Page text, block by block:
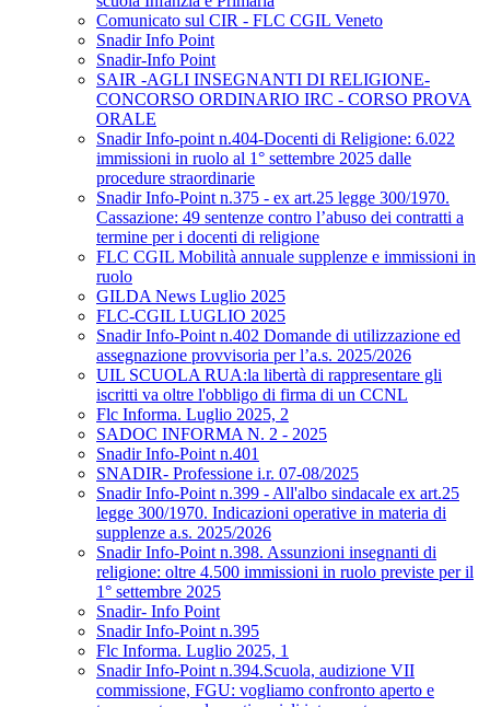
Comunicato sul CIR - FLC CGIL Veneto
Snadir Info Point
Snadir-Info Point
SAIR -AGLI INSEGNANTI DI RELIGIONE-
CONCORSO ORDINARIO IRC - CORSO PROVA
ORALE
Snadir Info-point n.404-Docenti di Religione: 6.022
immissioni in ruolo al 1° settembre 2025 dalle
procedure straordinarie
Snadir Info-Point n.375 - ex art.25 legge 300/1970.
Cassazione: 49 sentenze contro l’abuso dei contratti a
termine per i docenti di religione
FLC CGIL Mobilità annuale supplenze e immissioni in
ruolo
GILDA News Luglio 2025
FLC-CGIL LUGLIO 2025
Snadir Info-Point n.402 Domande di utilizzazione ed
assegnazione provvisoria per l’a.s. 2025/2026
UIL SCUOLA RUA:la libertà di rappresentare gli
iscritti va oltre l'obbligo di firma di un CCNL
Flc Informa. Luglio 2025, 2
SADOC INFORMA N. 2 - 2025
Snadir Info-Point n.401
SNADIR- Professione i.r. 07-08/2025
Snadir Info-Point n.399 - All'albo sindacale ex art.25
legge 300/1970. Indicazioni operative in materia di
supplenze a.s. 2025/2026
Snadir Info-Point n.398. Assunzioni insegnanti di
religione: oltre 4.500 immissioni in ruolo previste per il
1° settembre 2025
Snadir- Info Point
Snadir Info-Point n.395
Flc Informa. Luglio 2025, 1
Snadir Info-Point n.394.Scuola, audizione VII
commissione, FGU: vogliamo confronto aperto e